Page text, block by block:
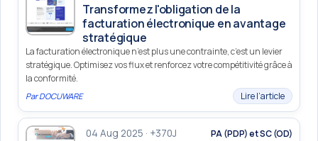
Transformez l'obligation de la
facturation électronique en avantage
stratégique
La facturation électronique n’est plus une contrainte, c’est un levier
stratégique. Optimisez vos flux et renforcez votre compétitivité grâce à
la conformité.
ParDOCUWARE Lire l’article
04 Aug 2025 · +370J PA (PDP) et SC (OD)